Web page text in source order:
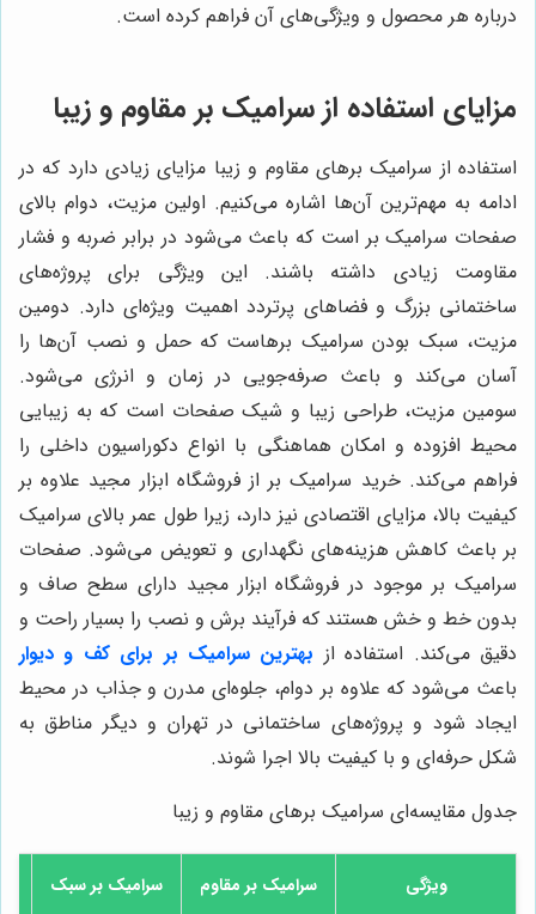
درباره هر محصول و ویژگی‌های آن فراهم کرده است.
مزایای استفاده از سرامیک بر مقاوم و زیبا
استفاده از سرامیک برهای مقاوم و زیبا مزایای زیادی دارد که در
ادامه به مهم‌ترین آن‌ها اشاره می‌کنیم. اولین مزیت، دوام بالای
صفحات سرامیک بر است که باعث می‌شود در برابر ضربه و فشار
مقاومت زیادی داشته باشند. این ویژگی برای پروژه‌های
ساختمانی بزرگ و فضاهای پرتردد اهمیت ویژه‌ای دارد. دومین
مزیت، سبک بودن سرامیک برهاست که حمل و نصب آن‌ها را
آسان می‌کند و باعث صرفه‌جویی در زمان و انرژی می‌شود.
سومین مزیت، طراحی زیبا و شیک صفحات است که به زیبایی
محیط افزوده و امکان هماهنگی با انواع دکوراسیون داخلی را
فراهم می‌کند. خرید سرامیک بر از فروشگاه ابزار مجید علاوه بر
کیفیت بالا، مزایای اقتصادی نیز دارد، زیرا طول عمر بالای سرامیک
بر باعث کاهش هزینه‌های نگهداری و تعویض می‌شود. صفحات
سرامیک بر موجود در فروشگاه ابزار مجید دارای سطح صاف و
بدون خط و خش هستند که فرآیند برش و نصب را بسیار راحت و
دقیق می‌کند. استفاده از بهترین سرامیک بر برای کف و دیوار
باعث می‌شود که علاوه بر دوام، جلوه‌ای مدرن و جذاب در محیط
ایجاد شود و پروژه‌های ساختمانی در تهران و دیگر مناطق به
شکل حرفه‌ای و با کیفیت بالا اجرا شوند.
جدول مقایسه‌ای سرامیک برهای مقاوم و زیبا
ویژگی سرامیک بر مقاوم سرامیک بر سبک